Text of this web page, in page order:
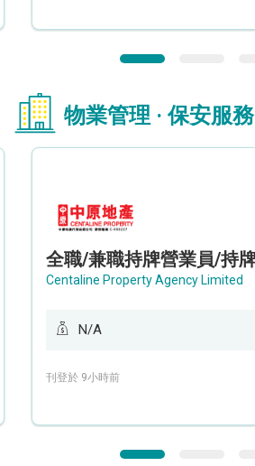
物業管理 · 保安服務
Centaline Property Agency Limited
N/A
刊登於 9小時前